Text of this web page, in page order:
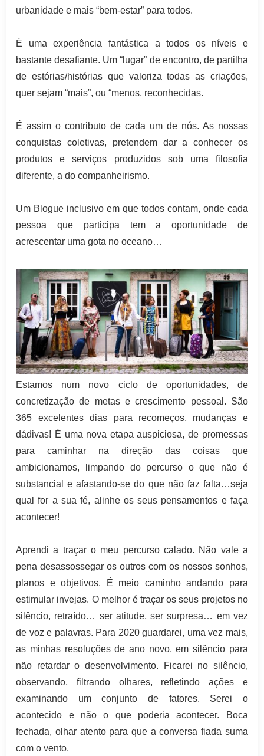
urbanidade e mais “bem-estar” para todos.
É uma experiência fantástica a todos os níveis e
bastante desafiante. Um “lugar” de encontro, de partilha
de estórias/histórias que valoriza todas as criações,
quer sejam “mais”, ou “menos, reconhecidas.
É assim o contributo de cada um de nós. As nossas
conquistas coletivas, pretendem dar a conhecer os
produtos e serviços produzidos sob uma filosofia
diferente, a do companheirismo.
Um Blogue inclusivo em que todos contam, onde cada
pessoa que participa tem a oportunidade de
acrescentar uma gota no oceano…
Estamos num novo ciclo de oportunidades, de
concretização de metas e crescimento pessoal. São
365 excelentes dias para recomeços, mudanças e
dádivas! É uma nova etapa auspiciosa, de promessas
para caminhar na direção das coisas que
ambicionamos, limpando do percurso o que não é
substancial e afastando-se do que não faz falta…seja
qual for a sua fé, alinhe os seus pensamentos e faça
acontecer!
Aprendi a traçar o meu percurso calado. Não vale a
pena desassossegar os outros com os nossos sonhos,
planos e objetivos. É meio caminho andando para
estimular invejas. O melhor é traçar os seus projetos no
silêncio, retraído… ser atitude, ser surpresa… em vez
de voz e palavras. Para 2020 guardarei, uma vez mais,
as minhas resoluções de ano novo, em silêncio para
não retardar o desenvolvimento. Ficarei no silêncio,
observando, filtrando olhares, refletindo ações e
examinando um conjunto de fatores. Serei o
acontecido e não o que poderia acontecer. Boca
fechada, olhar atento para que a conversa fiada suma
com o vento.